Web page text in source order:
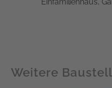
Weitere